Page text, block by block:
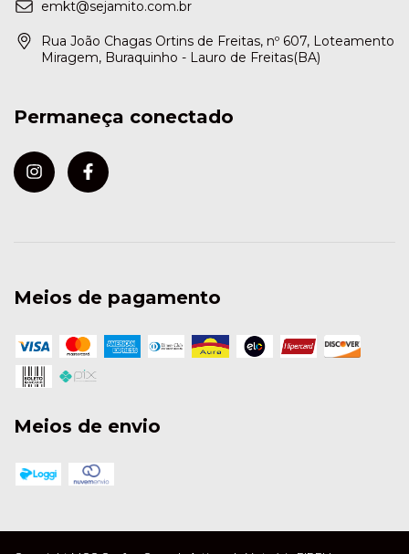
emkt@sejamito.com.br
Rua João Chagas Ortins de Freitas, nº 607, Loteamento
Miragem, Buraquinho - Lauro de Freitas(BA)
Permaneça conectado
Meios de pagamento
Meios de envio